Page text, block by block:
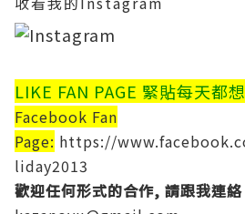
LIKE FAN PAGE 緊貼每天都
Facebook Fan
Page: https://
liday2013
歡迎任何形式的合作, 請跟我連絡